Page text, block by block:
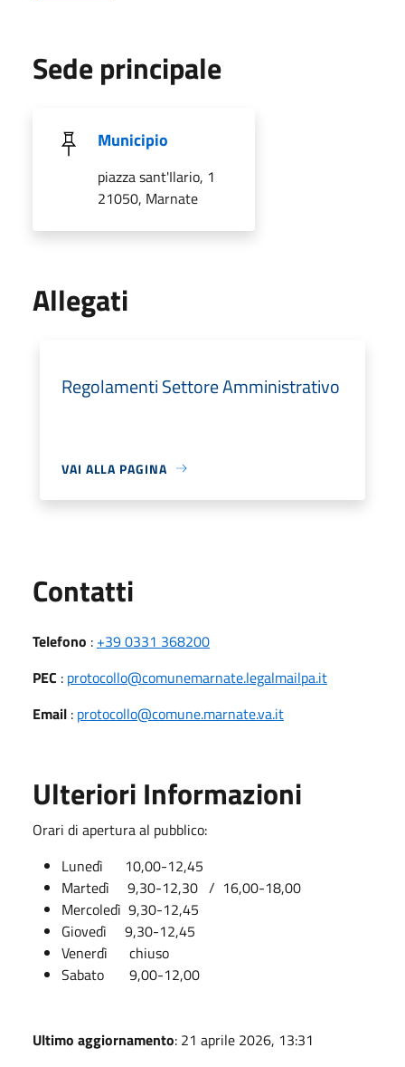
Sede principale
Municipio
piazza sant'Ilario, 1
21050, Marnate
Allegati
Regolamenti Settore Amministrativo
VAI ALLA PAGINA
Contatti
Telefono : +39 0331 368200
PEC : protocollo@comunemarnate.legalmailpa.it
Email : protocollo@comune.marnate.va.it
Ulteriori Informazioni
Orari di apertura al pubblico:
Lunedì 10,00-12,45
Martedì 9,30-12,30 / 16,00-18,00
Mercoledì 9,30-12,45
Giovedì 9,30-12,45
Venerdì chiuso
Sabato 9,00-12,00
Ultimo aggiornamento: 21 aprile 2026, 13:31